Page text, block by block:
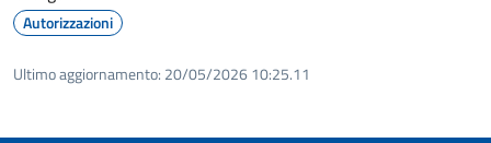
Autorizzazioni
Ultimo aggiornamento: 20/05/2026 10:25.11